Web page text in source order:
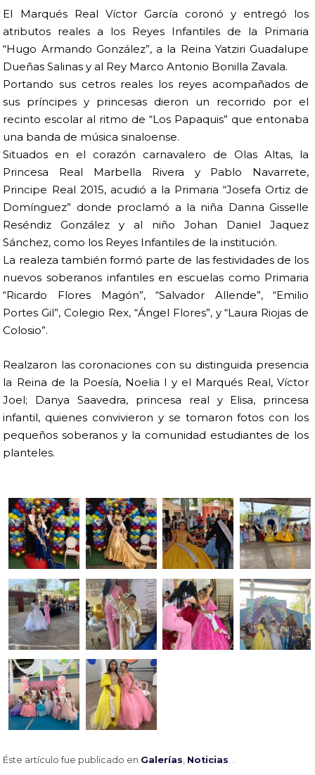
El Marqués Real Víctor García coronó y entregó los
atributos reales a los Reyes Infantiles de la Primaria
“Hugo Armando González”, a la Reina Yatziri Guadalupe
Dueñas Salinas y al Rey Marco Antonio Bonilla Zavala.
Portando sus cetros reales los reyes acompañados de
sus príncipes y princesas dieron un recorrido por el
recinto escolar al ritmo de “Los Papaquis” que entonaba
una banda de música sinaloense.
Situados en el corazón carnavalero de Olas Altas, la
Princesa Real Marbella Rivera y Pablo Navarrete,
Principe Real 2015, acudió a la Primaria “Josefa Ortiz de
Domínguez” donde proclamó a la niña Danna Gisselle
Reséndiz González y al niño Johan Daniel Jaquez
Sánchez, como los Reyes Infantiles de la institución.
La realeza también formó parte de las festividades de los
nuevos soberanos infantiles en escuelas como Primaria
“Ricardo Flores Magón”, “Salvador Allende”, “Emilio
Portes Gil”, Colegio Rex, “Ángel Flores”, y “Laura Riojas de
Colosio”.
Realzaron las coronaciones con su distinguida presencia
la Reina de la Poesía, Noelia I y el Marqués Real, Víctor
Joel; Danya Saavedra, princesa real y Elisa, princesa
infantil, quienes convivieron y se tomaron fotos con los
pequeños soberanos y la comunidad estudiantes de los
planteles.
Éste artículo fue publicado en Galerías Noticias